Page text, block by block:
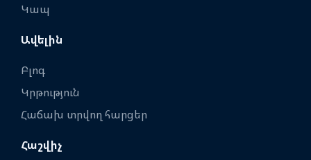
Կապ
Ավելին
Բլոգ
Կրթություն
Հաճախ տրվող հարցեր
Հաշվիչ